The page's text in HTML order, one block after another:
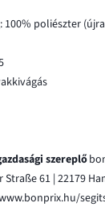
100% poliészter
szereplő
61 | 22179